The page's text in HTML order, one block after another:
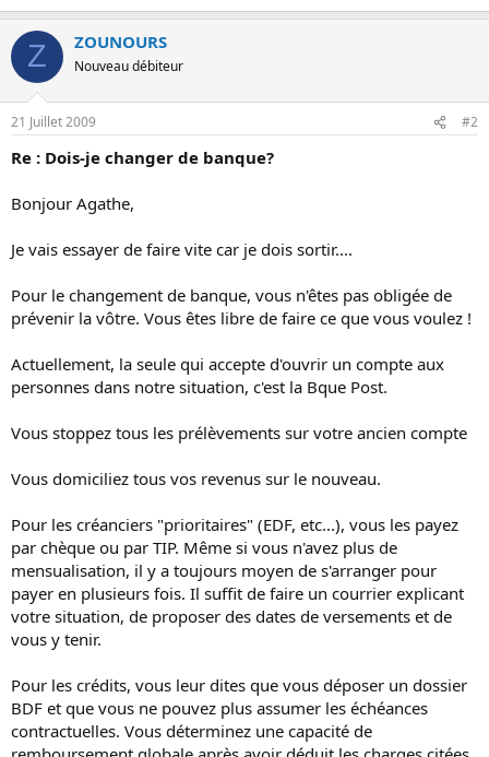
Z ZOUNOURS
Nouveau débiteur
21 Juillet 2009 #2
Re : Dois-je changer de banque?
Bonjour Agathe,
Je vais essayer de faire vite car je dois sortir....
Pour le changement de banque, vous n'êtes pas obligée de
prévenir la vôtre. Vous êtes libre de faire ce que vous voulez !
Actuellement, la seule qui accepte d'ouvrir un compte aux
personnes dans notre situation, c'est la Bque Post.
Vous stoppez tous les prélèvements sur votre ancien compte
Vous domiciliez tous vos revenus sur le nouveau.
Pour les créanciers "prioritaires" (EDF, etc...), vous les payez
par chèque ou par TIP. Même si vous n'avez plus de
mensualisation, il y a toujours moyen de s'arranger pour
payer en plusieurs fois. Il suffit de faire un courrier explicant
votre situation, de proposer des dates de versements et de
vous y tenir.
Pour les crédits, vous leur dites que vous déposer un dossier
BDF et que vous ne pouvez plus assumer les échéances
contractuelles. Vous déterminez une capacité de